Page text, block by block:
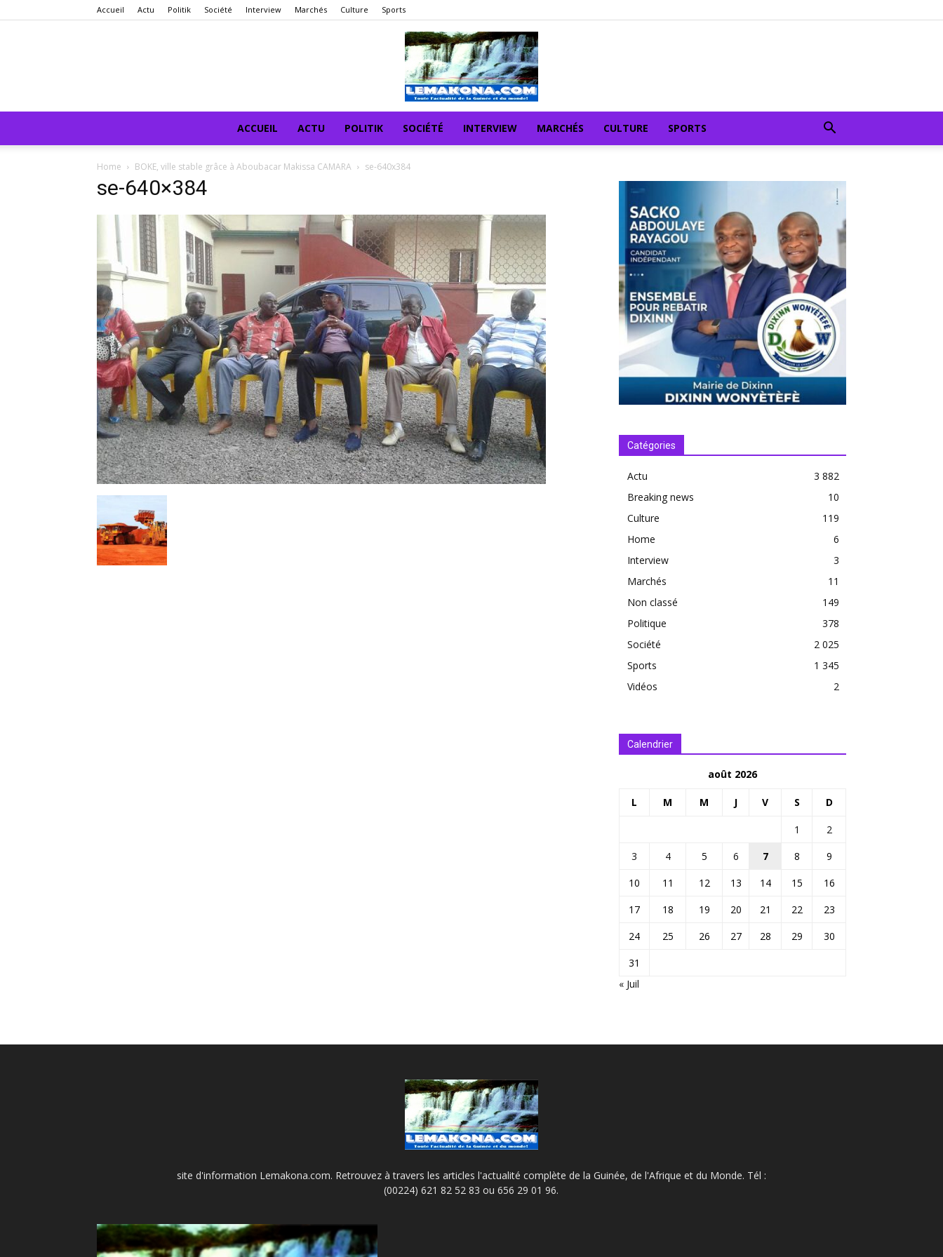
Accueil Actu Politik Société Interview Marchés Culture Sports
ACCUEIL ACTU POLITIK SOCIÉTÉ INTERVIEW MARCHÉS CULTURE SPORTS
Home BOKE, ville stable grâce à Aboubacar Makissa CAMARA se-640x384
se-640×384
Catégories
Actu
3 882
Breaking news
10
Culture
119
Home
6
Interview
3
Marchés
11
Non classé
149
Politique
378
Société
2 025
Sports
1 345
Vidéos
2
Calendrier
août 2026
L M M J V S D
1
2
3
4 5 6 7 8
9
10
11 12 13 14 15
16
17
18 19 20 21 22
23
24
25 26 27 28 29
30
31
« Juil
site d'information Lemakona.com. Retrouvez à travers les articles l'actualité complète de la Guinée, de l'Afrique et du Monde. Tél :
(00224) 621 82 52 83 ou 656 29 01 96.